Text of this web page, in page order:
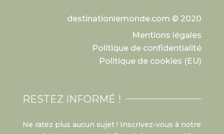
destinationlemonde.com © 2020
Mentions légales
Politique de confidentialité
Politique de cookies (EU)
RESTEZ INFORMÉ !
Ne ratez plus aucun sujet ! Inscrivez-vous à notre